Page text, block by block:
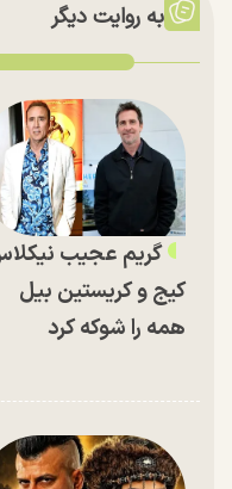
به روایت دیگر
گریم عجیب
کیج و کریستین بیل
همه را شوکه کرد